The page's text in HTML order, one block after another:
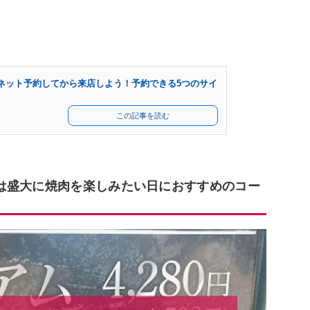
ト予約してから来店しよう！予約できる5つのサイ
この記事を読む
大に焼肉を楽しみたい日におすすめのコー